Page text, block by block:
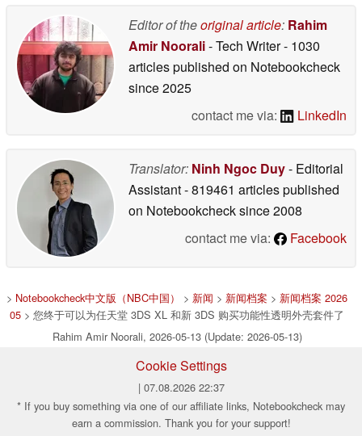
Editor of theoriginal article: Rahim
Amir Noorali- Tech Writer- 1030
articles published on Notebookcheck
since 2025
contact me via:
LinkedIn
Translator: Ninh Ngoc Duy- Editorial
Assistant- 819461 articles published
on Notebookchecksince 2008
contact me via:
Facebook
> Notebookcheck中文版（NBC中国） > 新闻 > 新闻档案 > 新闻档案 2026
05 > 您终于可以为任天堂 3DS XL 和新 3DS 购买功能性透明外壳套件了
Rahim Amir Noorali, 2026-05-13 (Update: 2026-05-13)
Cookie Settings
| 07.08.2026 22:37
* If you buy something via one of our affiliate links, Notebookcheck may
earn a commission. Thank you for your support!